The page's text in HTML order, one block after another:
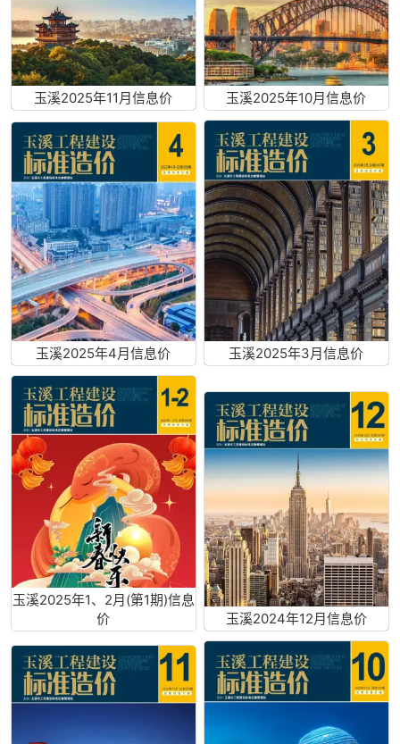
玉溪2025年11月信息价 玉溪2025年10月信息价
玉溪2025年4月信息价 玉溪2025年3月信息价
玉溪2025年1、2月(第1期)信息
价
玉溪2024年12月信息价